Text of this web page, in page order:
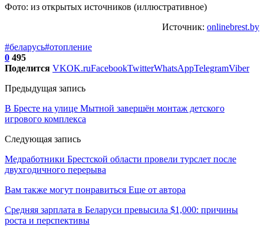
Фото: из открытых источников (иллюстративное)
Источник: onlinebrest.by
#беларусь#отопление
0 495
Поделится VKOK.ruFacebookTwitterWhatsAppTelegramViber
Предыдущая запись
В Бресте на улице Мытной завершён монтаж детского
игрового комплекса
Следующая запись
Медработники Брестской области провели турслет после
двухгодичного перерыва
Вам также могут понравиться Еще от автора
Средняя зарплата в Беларуси превысила $1,000: причины
роста и перспективы